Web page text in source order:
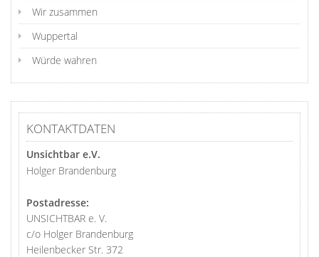
Wir zusammen
Wuppertal
Würde wahren
KONTAKTDATEN
Unsichtbar e.V.
Holger Brandenburg
Postadresse:
UNSICHTBAR e. V.
c/o Holger Brandenburg
Heilenbecker Str. 372